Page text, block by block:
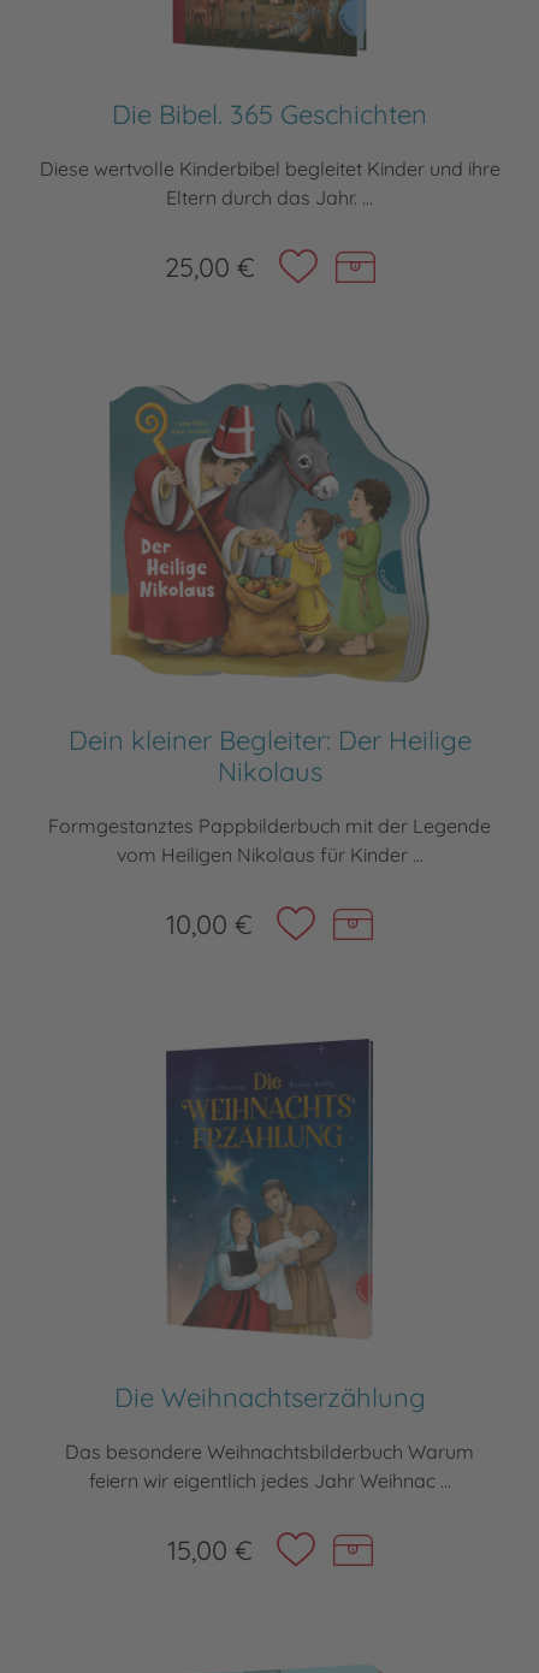
Die Bibel. 365 Geschichten
Diese wertvolle Kinderbibel begleitet Kinder und ihre
Eltern durch das Jahr. ...
25,00 €
Dein kleiner Begleiter: Der Heilige
Nikolaus
Formgestanztes Pappbilderbuch mit der Legende
vom Heiligen Nikolaus für Kinder ...
10,00 €
Die Weihnachtserzählung
Das besondere Weihnachtsbilderbuch Warum
feiern wir eigentlich jedes Jahr Weihnac ...
15,00 €